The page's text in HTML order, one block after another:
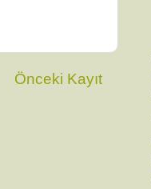
Önceki Kayıt